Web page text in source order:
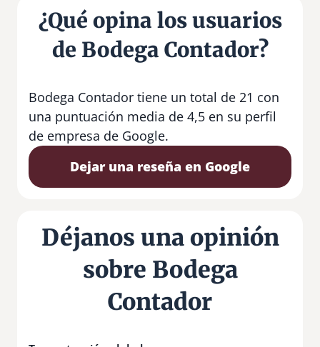
¿Qué opina los usuarios
de Bodega Contador?
Bodega Contador tiene un total de 21 con
una puntuación media de 4,5 en su perfil
de empresa de Google.
Dejar una reseña en Google
Déjanos una opinión
sobre Bodega
Contador